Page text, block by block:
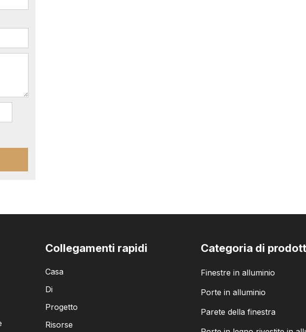
Collegamenti rapidi
Casa
Di
Progetto
Risorse
Categoria di
Finestre in alluminio
Porte in alluminio
Parete della finestra